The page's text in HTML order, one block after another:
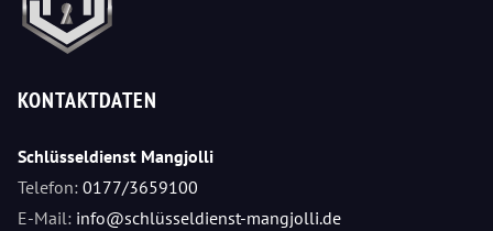
KONTAKTDATEN
Schlüsseldienst Mangjolli
Telefon: 0177/3659100
E-Mail: info@schlüsseldienst-mangjolli.de